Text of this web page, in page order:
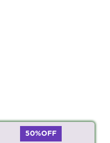
50%OFF